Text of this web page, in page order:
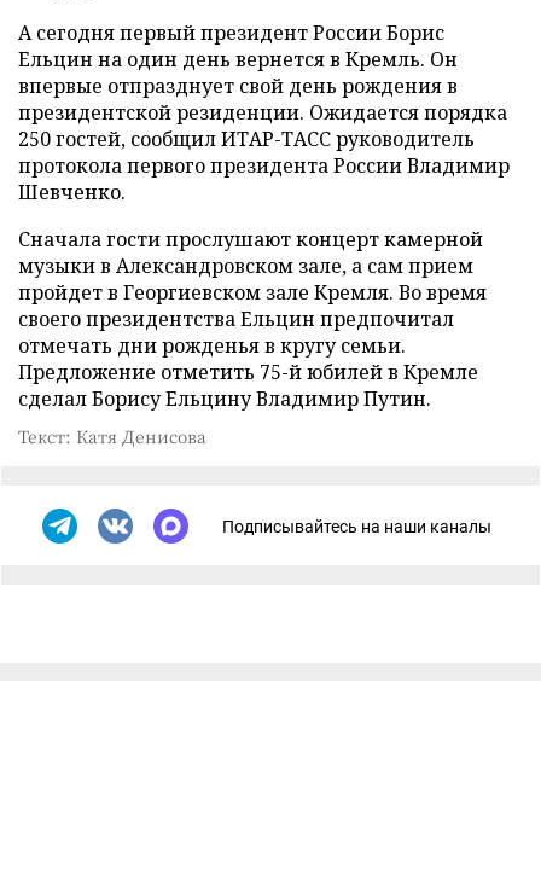
А сегодня первый президент России Борис
Ельцин на один день вернется в Кремль. Он
впервые отпразднует свой день рождения в
президентской резиденции. Ожидается порядка
250 гостей, сообщил ИТАР-ТАСС руководитель
протокола первого президента России Владимир
Шевченко.
Сначала гости прослушают концерт камерной
музыки в Александровском зале, а сам прием
пройдет в Георгиевском зале Кремля. Во время
своего президентства Ельцин предпочитал
отмечать дни рожденья в кругу семьи.
Предложение отметить 75-й юбилей в Кремле
сделал Борису Ельцину Владимир Путин.
Текст: Катя Денисова
Подписывайтесь на наши каналы